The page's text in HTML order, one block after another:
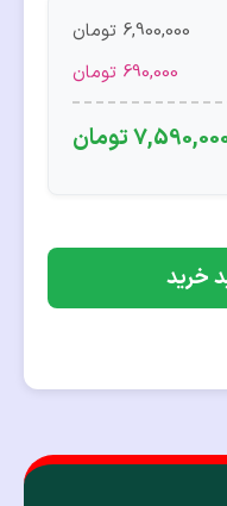
6,900,000 تومان
690,000 تومان
تومان
خرید